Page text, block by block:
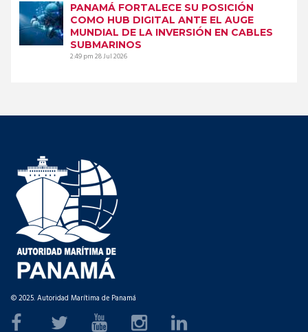
PANAMÁ FORTALECE SU POSICIÓN
COMO HUB DIGITAL ANTE EL AUGE
MUNDIAL DE LA INVERSIÓN EN CABLES
SUBMARINOS
2:49 pm28 Jul 2026
© 2025. Autoridad Marítima de Panamá